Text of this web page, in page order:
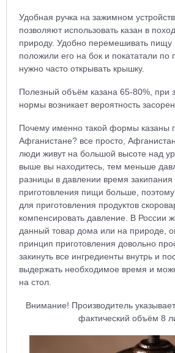
Удобная ручка на зажимном
позволяют использовать казан в
природу. Удобно перемешивать пищу
положили его на бок и покататали по
нужно часто открывать крышку.
Полезный объём казана 65-80%, при
нормы возникает вероятность
Почему именно такой формы казаны
Афганистане? все просто,
люди живут на большой высоте над
выше вы находитесь, тем меньше
разницы в давлении время
приготовления пищи больше,
для приготовления продуктов
компенсировать давление. В России
данный товар дома или на природе,
принцип приготовления довольно
закинуть все ингредиенты внутрь и
выдержать необходимое время и
на стол.
Внимание! Производитель
фактический объём 8